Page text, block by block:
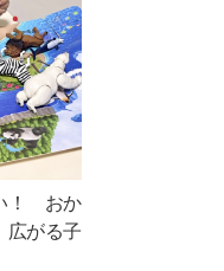
！ おか
広がる子